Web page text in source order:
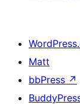
Matt
bbPress ↗